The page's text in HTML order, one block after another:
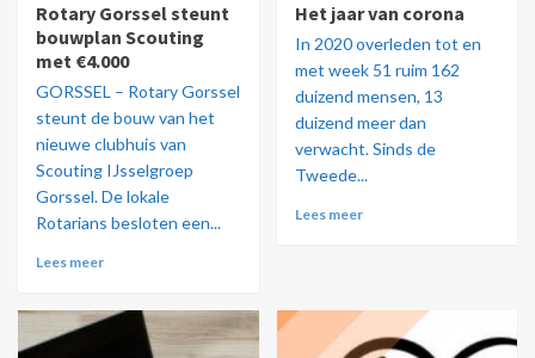
Rotary Gorssel steunt
bouwplan Scouting
met €4.000
GORSSEL – Rotary Gorssel
steunt de bouw van het
nieuwe clubhuis van
Scouting IJsselgroep
Gorssel. De lokale
Rotarians besloten een...
Lees meer
Het jaar van corona
In 2020 overleden tot en
met week 51 ruim 162
duizend mensen, 13
duizend meer dan
verwacht. Sinds de
Tweede...
Lees meer